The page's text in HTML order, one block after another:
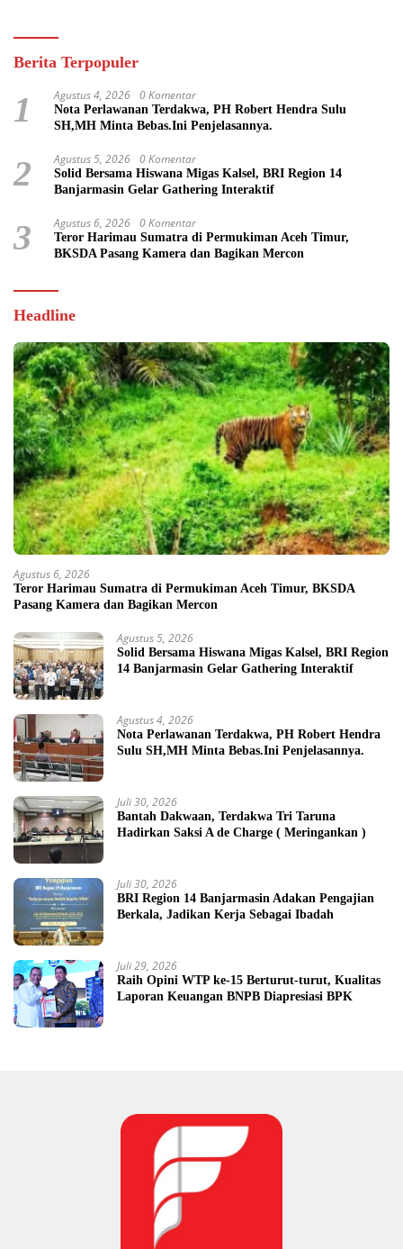
Berita Terpopuler
1 Agustus 4, 2026 0 Komentar
Nota Perlawanan Terdakwa, PH Robert Hendra Sulu
SH,MH Minta Bebas.Ini Penjelasannya.
2 Agustus 5, 2026 0 Komentar
Solid Bersama Hiswana Migas Kalsel, BRI Region 14
Banjarmasin Gelar Gathering Interaktif
3 Agustus 6, 2026 0 Komentar
Teror Harimau Sumatra di Permukiman Aceh Timur,
BKSDA Pasang Kamera dan Bagikan Mercon
Headline
Agustus 6, 2026
Teror Harimau Sumatra di Permukiman Aceh Timur, BKSDA
Pasang Kamera dan Bagikan Mercon
Agustus 5, 2026
Solid Bersama Hiswana Migas Kalsel, BRI Region
14 Banjarmasin Gelar Gathering Interaktif
Agustus 4, 2026
Nota Perlawanan Terdakwa, PH Robert Hendra
Sulu SH,MH Minta Bebas.Ini Penjelasannya.
Juli 30, 2026
Bantah Dakwaan, Terdakwa Tri Taruna
Hadirkan Saksi A de Charge ( Meringankan )
Juli 30, 2026
BRI Region 14 Banjarmasin Adakan Pengajian
Berkala, Jadikan Kerja Sebagai Ibadah
Juli 29, 2026
Raih Opini WTP ke-15 Berturut-turut, Kualitas
Laporan Keuangan BNPB Diapresiasi BPK